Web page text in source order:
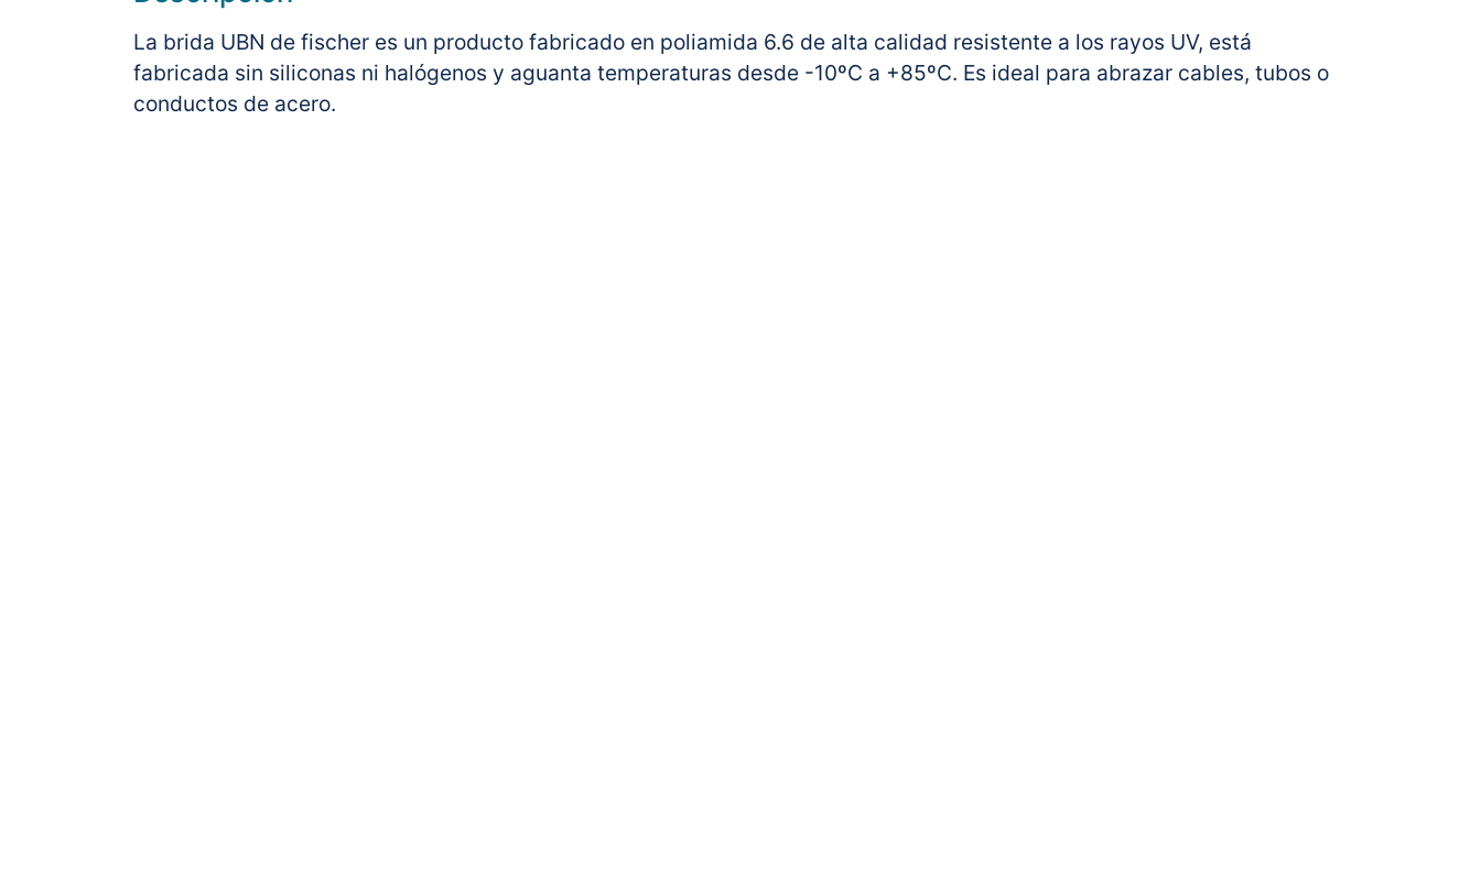
La brida UBN de fischer es un producto fabricado en poliamida 6.6 de alta calidad resistente a los rayos UV, está
fabricada sin siliconas ni halógenos y aguanta temperaturas desde -10ºC a +85ºC. Es ideal para abrazar cables, tubos o
conductos de acero.